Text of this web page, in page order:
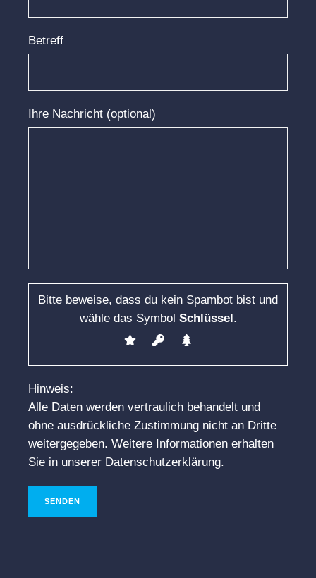
Betreff
Ihre Nachricht (optional)
Bitte beweise, dass du kein Spambot bist und
wähle das Symbol Schlüssel.
Hinweis:
Alle Daten werden vertraulich behandelt und
ohne ausdrückliche Zustimmung nicht an Dritte
weitergegeben. Weitere Informationen erhalten
Sie in unserer Datenschutzerklärung.